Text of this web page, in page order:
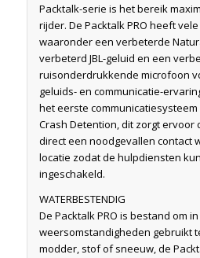
Packtalk-serie is het bereik
rijder. De Packtalk PRO heeft
waaronder een verbeterde
verbeterd JBL-geluid en een
ruisonderdrukkende microfoon
geluids- en communicatie-
het eerste
Crash Detention, dit zorgt ervoor
direct een noodgevallen contact
locatie zodat de hulpdiensten
ingeschakeld.
WATERBESTENDIG
De Packtalk PRO is bestand om
weersomstandigheden gebruikt
modder, stof of sneeuw, de